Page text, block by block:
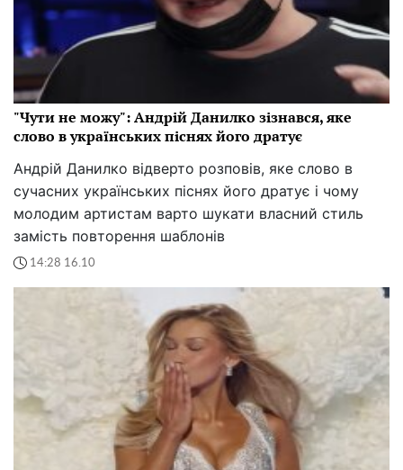
"Чути не можу": Андрій Данилко зізнався, яке
слово в українських піснях його дратує
Андрій Данилко відверто розповів, яке слово в
сучасних українських піснях його дратує і чому
молодим артистам варто шукати власний стиль
замість повторення шаблонів
14:28 16.10